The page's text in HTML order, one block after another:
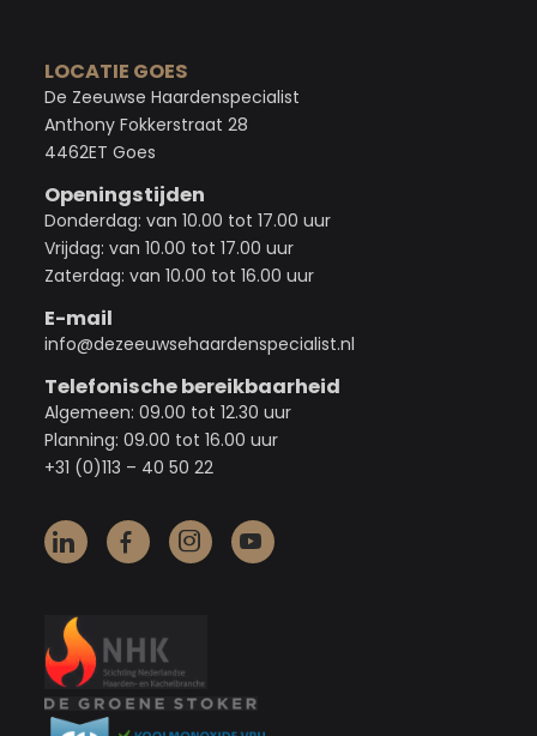
LOCATIE GOES
De Zeeuwse Haardenspecialist
Anthony Fokkerstraat 28
4462ET Goes
Openingstijden
Donderdag: van 10.00 tot 17.00 uur
Vrijdag: van 10.00 tot 17.00 uur
Zaterdag: van 10.00 tot 16.00 uur
E-mail
info@dezeeuwsehaardenspecialist.nl
Telefonische bereikbaarheid
Algemeen: 09.00 tot 12.30 uur
Planning: 09.00 tot 16.00 uur
+31 (0)113 – 40 50 22